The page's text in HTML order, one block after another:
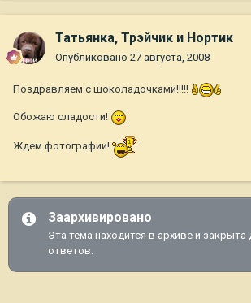
Татьянка, Трэйчик и Нортик
Опубликовано 27 августа, 2008
Поздравляем с шоколадочками!!!!!
Обожаю сладости!
Ждем фотографии!
Заархивировано
Эта тема находится в архиве и
ответов.